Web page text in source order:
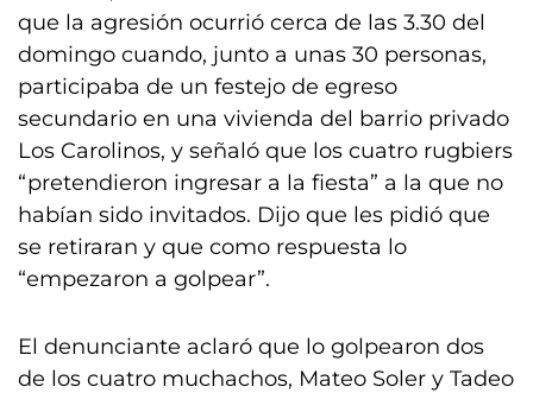
que la agresión ocurrió cerca de las 3.30 del
domingo cuando, junto a unas 30 personas,
participaba de un festejo de egreso
secundario en una vivienda del barrio privado
Los Carolinos, y señaló que los cuatro rugbiers
“pretendieron ingresar a la fiesta” a la que no
habían sido invitados. Dijo que les pidió que
se retiraran y que como respuesta lo
“empezaron a golpear”.
El denunciante aclaró que lo golpearon dos
de los cuatro muchachos, Mateo Soler y Tadeo